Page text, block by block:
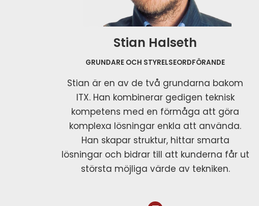
Stian Halseth
GRUNDARE OCH STYRELSEORDFÖRANDE
Stian är en av de två grundarna bakom
ITX. Han kombinerar gedigen teknisk
kompetens med en förmåga att göra
komplexa lösningar enkla att använda.
Han skapar struktur, hittar smarta
lösningar och bidrar till att kunderna får ut
största möjliga värde av tekniken.